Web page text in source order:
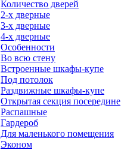
Количество дверей
2-х дверные
3-х дверные
4-х дверные
Особенности
Во всю стену
Встроенные шкафы-купе
Под потолок
Раздвижные шкафы-купе
Открытая секция посередине
Распашные
Гардероб
Для маленького помещения
Эконом